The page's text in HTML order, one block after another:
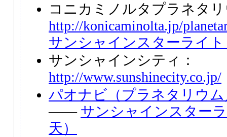
コニカミノルタプラネタ
http://konicaminolta.jp/
サンシャインスターライト
サンシャインシティ：
http://www.sunshinecity.co.jp/
パオナビ（プラネタリウ
―― サンシャインスター
天）